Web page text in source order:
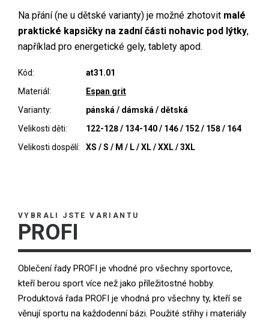
Na přání (ne u dětské varianty) je možné zhotovit malé
praktické kapsičky na zadní části nohavic pod lýtky,
například pro energetické gely, tablety apod.
Kód:
at31.01
Materiál:
Espan grit
Varianty:
pánská / dámská / dětská
Velikosti děti:
122-128 / 134-140 / 146 / 152 / 158 / 164
Velikosti dospělí:
XS / S / M / L / XL / XXL / 3XL
VYBRALI JSTE VARIANTU
PROFI
Oblečení řady PROFI je vhodné pro všechny sportovce,
kteří berou sport více než jako příležitostné hobby.
Produktová řada PROFI je vhodná pro všechny ty, kteří se
věnují sportu na každodenní bázi. Použité střihy i materiály